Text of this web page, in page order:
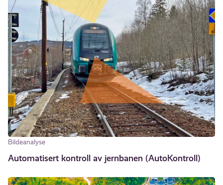
Bildeanalyse
Automatisert kontroll av jernbanen (AutoKontroll)